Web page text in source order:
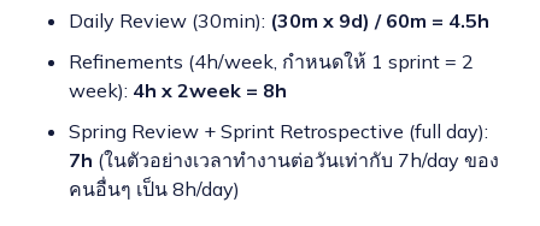
Daily Review (30min): (30m x 9d) / 60m = 4.5h
Refinements (4h/week, กำหนดให้ 1 sprint = 2
week): 4h x 2week = 8h
Spring Review + Sprint Retrospective (full day):
7h (ในตัวอย่างเวลาทำงานต่อวันเท่ากับ 7h/day ของ
คนอื่นๆ เป็น 8h/day)